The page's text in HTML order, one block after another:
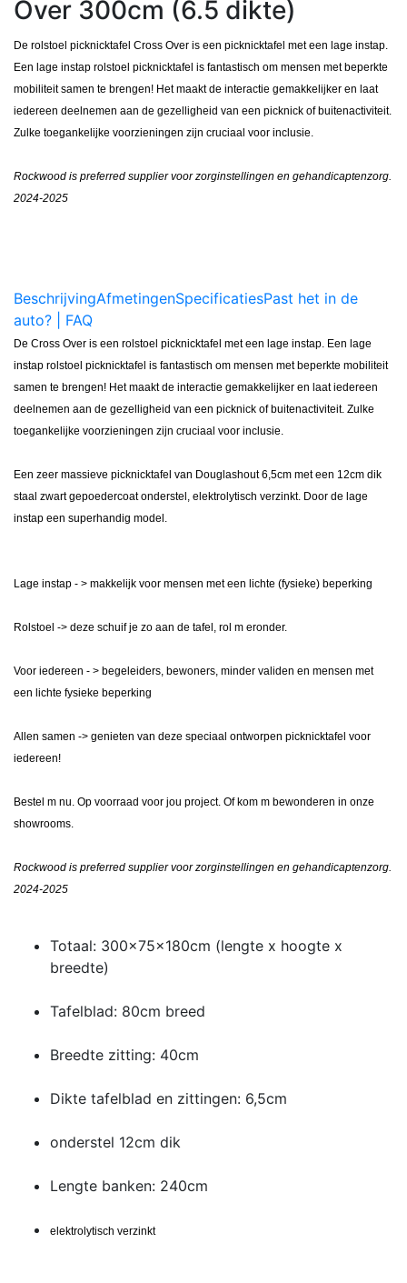
Over 300cm (6.5 dikte)
De rolstoel picknicktafel Cross Over is een picknicktafel met een lage instap.
Een lage instap rolstoel picknicktafel is fantastisch om mensen met beperkte
mobiliteit samen te brengen! Het maakt de interactie gemakkelijker en laat
iedereen deelnemen aan de gezelligheid van een picknick of buitenactiviteit.
Zulke toegankelijke voorzieningen zijn cruciaal voor inclusie.
Rockwood is preferred supplier voor zorginstellingen en gehandicaptenzorg.
2024-2025
BeschrijvingAfmetingenSpecificatiesPast het in de
auto? | FAQ
De Cross Over is een rolstoel picknicktafel met een lage instap. Een lage
instap rolstoel picknicktafel is fantastisch om mensen met beperkte mobiliteit
samen te brengen! Het maakt de interactie gemakkelijker en laat iedereen
deelnemen aan de gezelligheid van een picknick of buitenactiviteit. Zulke
toegankelijke voorzieningen zijn cruciaal voor inclusie.
Een zeer massieve picknicktafel van Douglashout 6,5cm met een 12cm dik
staal zwart gepoedercoat onderstel, elektrolytisch verzinkt. Door de lage
instap een superhandig model.
Lage instap - > makkelijk voor mensen met een lichte (fysieke) beperking
Rolstoel -> deze schuif je zo aan de tafel, rol m eronder.
Voor iedereen - > begeleiders, bewoners, minder validen en mensen met
een lichte fysieke beperking
Allen samen -> genieten van deze speciaal ontworpen picknicktafel voor
iedereen!
Bestel m nu. Op voorraad voor jou project. Of kom m bewonderen in onze
showrooms.
Rockwood is preferred supplier voor zorginstellingen en gehandicaptenzorg.
2024-2025
Totaal: 300x75x180cm (lengte x hoogte x
breedte)
Tafelblad: 80cm breed
Breedte zitting: 40cm
Dikte tafelblad en zittingen: 6,5cm
onderstel 12cm dik
Lengte banken: 240cm
elektrolytisch verzinkt